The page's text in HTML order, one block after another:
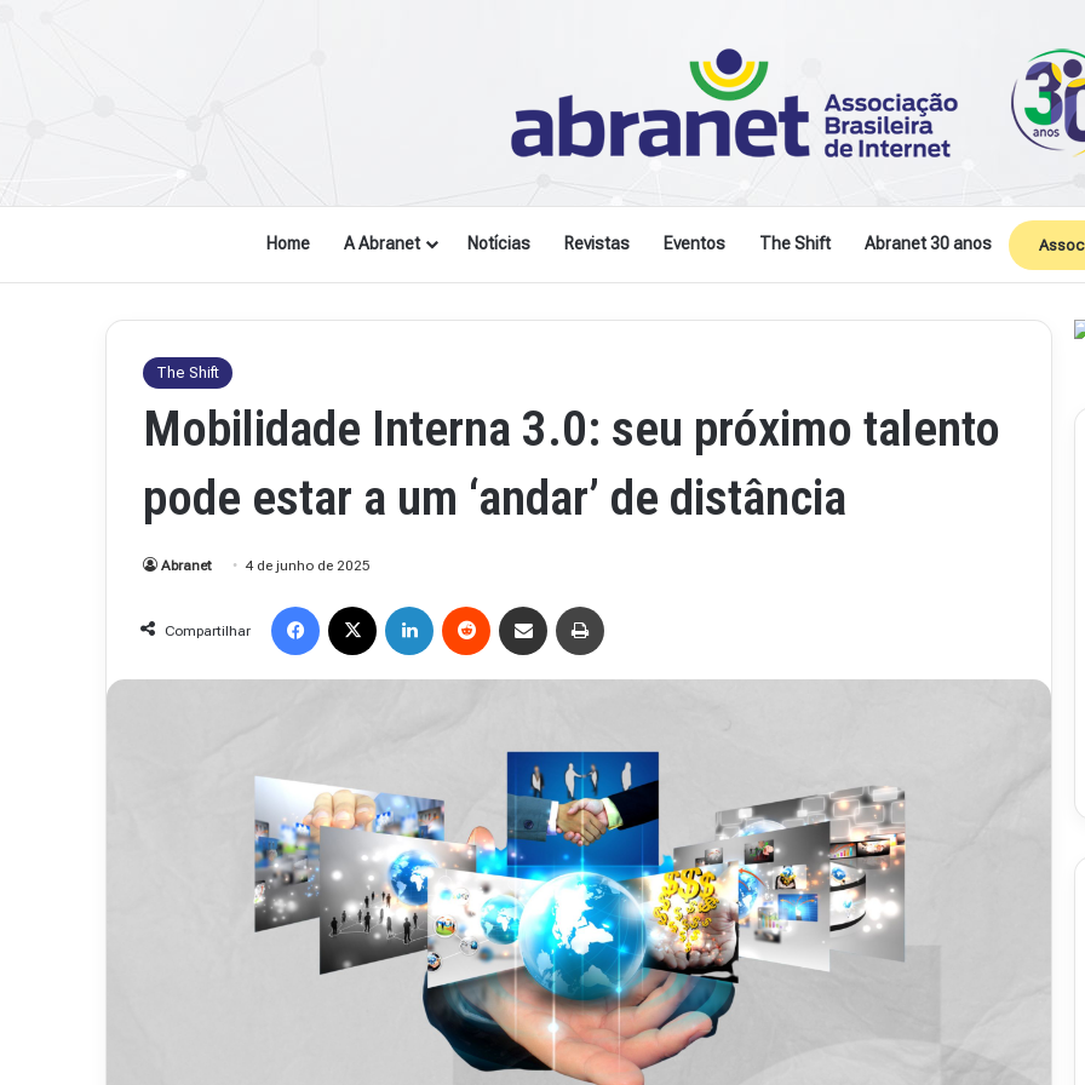
Home A Abranet Notícias Revistas Eventos The Shift Abranet 30 anos
The Shift
Mobilidade Interna 3.0: seu próximo talento
pode estar a um ‘andar’ de distância
Abranet 4 de junho de 2025
Compartilhar
Facebook Linkedin Reddit Compartilhar via e-mail
Revista Abranet . 48